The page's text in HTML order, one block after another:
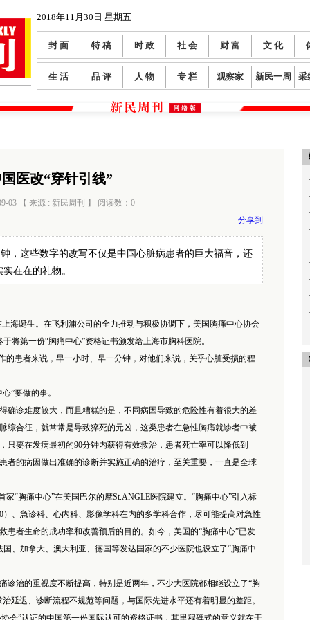
2018年11月30日 星期五
封 面 特 稿 时 政 社 会 财 富 文 化
生 活 品 评 人 物 专 栏 观察家 新民一周 采
医改“穿针引线”
03 【 来源 : 新民周刊 】 阅读数： 0
分享到
，这些数字的改写不仅是中国心脏病患者的巨大福音，还
在在的礼物。
海诞生。在飞利浦公司的全力推动与积极协调下，美国胸痛中心协会
将第一份“胸痛中心”资格证书颁发给上海市胸科医院。
者来说，早一小时、早一分钟，对他们来说，关乎心脏受损的程
”要做的事。
诊难度较大，而且糟糕的是，不同病因导致的危险性有着很大的差
综合征，就常常是导致猝死的元凶，这类患者在急性胸痛就诊者中被
只要在发病最初的90分钟内获得有效救治，患者死亡率可以降低到
者的病因做出准确的诊断并实施正确的治疗，至关重要，一直是全球
胸痛中心”在美国巴尔的摩St.ANGLE医院建立。“胸痛中心”引入标
、急诊科、心内科、影像学科在内的多学科合作，尽可能提高对急性
患者生命的成功率和改善预后的目的。如今，美国的“胸痛中心”已发
、加拿大、澳大利亚、德国等发达国家的不少医院也设立了“胸痛中
的重视度不断提高，特别是近两年，不少大医院都相继设立了“胸
延迟、诊断流程不规范等问题，与国际先进水平还有着明显的差距。
会”认证的中国第一份国际认可的资格证书，其里程碑式的意义就在于